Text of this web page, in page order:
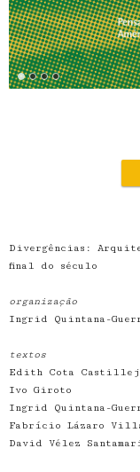
Divergências:
final do século
organização
Ingrid Quintana-
textos
Edith Cota
Ivo Giroto
Ingrid Quintana-
Fabrício Lázaro
David Vélez